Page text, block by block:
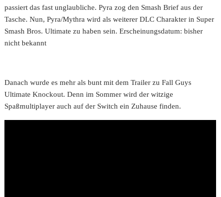
passiert das fast unglaubliche. Pyra zog den Smash Brief aus der
Tasche. Nun, Pyra/Mythra wird als weiterer DLC Charakter in Super
Smash Bros. Ultimate zu haben sein. Erscheinungsdatum: bisher
nicht bekannt
Danach wurde es mehr als bunt mit dem Trailer zu Fall Guys
Ultimate Knockout. Denn im Sommer wird der witzige
Spaßmultiplayer auch auf der Switch ein Zuhause finden.